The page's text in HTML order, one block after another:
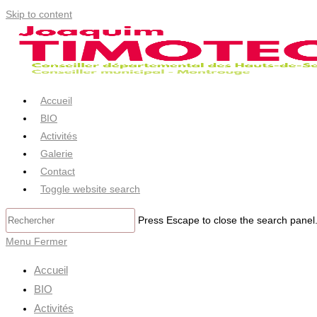
Skip to content
Accueil
BIO
Activités
Galerie
Contact
Toggle website search
Press Escape to close the search panel.
Menu Fermer
Accueil
BIO
Activités